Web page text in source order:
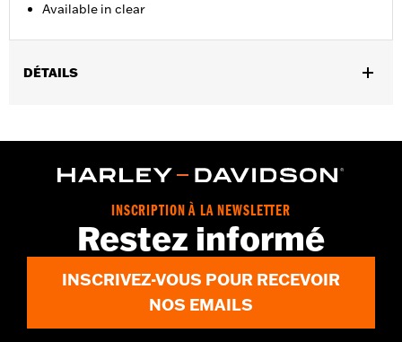
Available in clear
DÉTAILS
Collection:Genuine Motorclothes
d.com/warrantyfor full details
INSCRIPTION À LA NEWSLETTER
Restez informé
INSCRIVEZ-VOUS POUR RECEVOIR
NOS EMAILS